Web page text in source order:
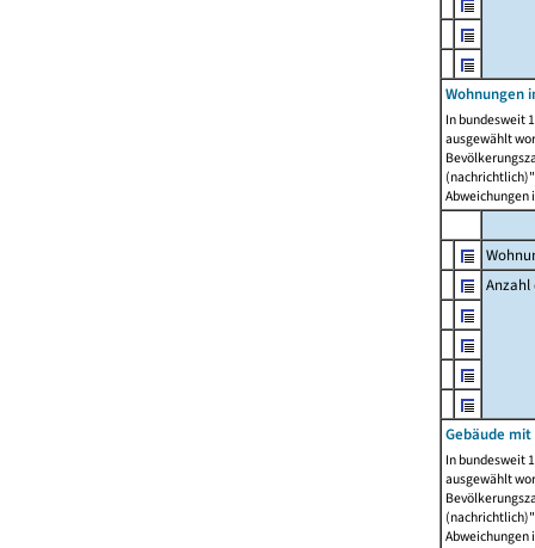
Wohnungen
In bundesweit
ausgewählt
Abweichungen
Anzahl
Gebäude
In bundesweit
ausgewählt
Abweichungen